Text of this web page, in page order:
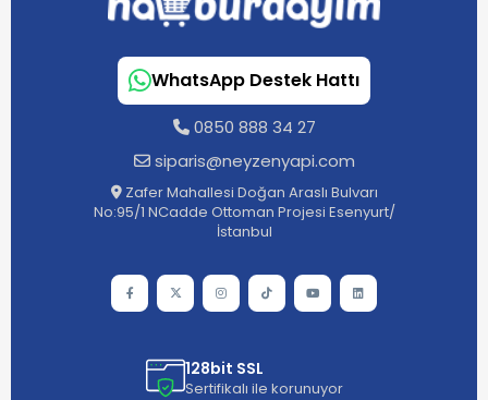
WhatsApp Destek Hattı
0850 888 34 27
siparis@neyzenyapi.com
Zafer Mahallesi Doğan Araslı Bulvarı
No:95/1 NCadde Ottoman Projesi Esenyurt/
İstanbul
128bit SSL
Sertifikalı ile korunuyor